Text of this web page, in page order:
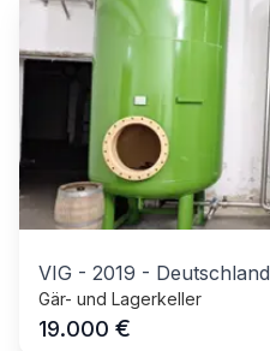
VIG - 2019 - Deutschland
Gär- und Lagerkeller
19.000 €